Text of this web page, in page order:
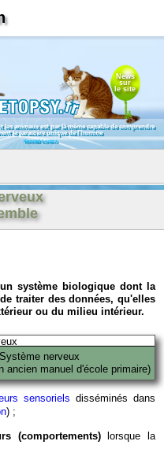
News
sur
le site
animaux est par là même capable de comprendre
le caractère unique de l'homme
Konrad Lorenz
système biologique dont la
traiter des données, qu'elles
ou du milieu intérieur.
Système nerveux
ancien manuel d'école primaire)
sensoriels disséminés dans
) ;
(comportements)lorsque la